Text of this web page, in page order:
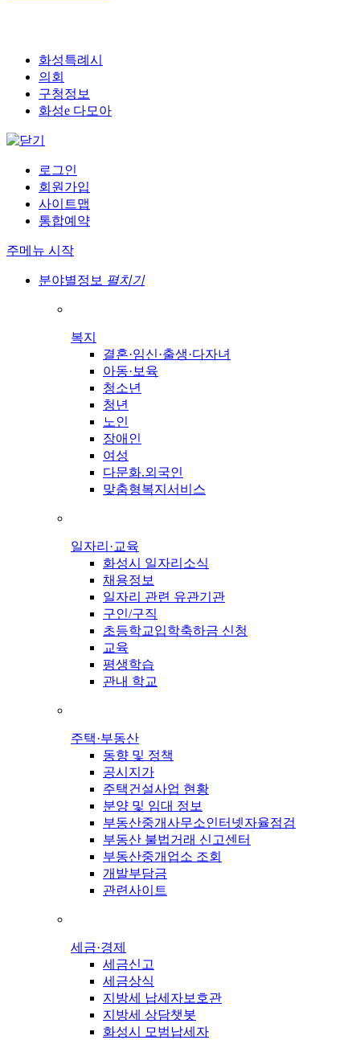
화성특례시
의회
구청정보
화성e 다모아
로그인
회원가입
사이트맵
통합예약
주메뉴 시작
분야별정보 펼치기
복지
결혼·임신·출생·다자녀
아동·보육
청소년
청년
노인
장애인
여성
다문화.외국인
맞춤형복지서비스
일자리·교육
화성시 일자리소식
채용정보
일자리 관련 유관기관
구인/구직
초등학교입학축하금 신청
교육
평생학습
관내 학교
주택·부동산
동향 및 정책
공시지가
주택건설사업 현황
분양 및 임대 정보
부동산중개사무소인터넷자율점검
부동산 불법거래 신고센터
부동산중개업소 조회
개발부담금
관련사이트
세금·경제
세금신고
세금상식
지방세 납세자보호관
지방세 상담챗봇
화성시 모범납세자